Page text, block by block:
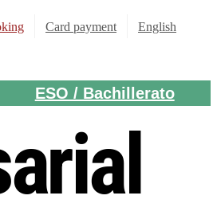
Card payment English
ESO / Bachillerato